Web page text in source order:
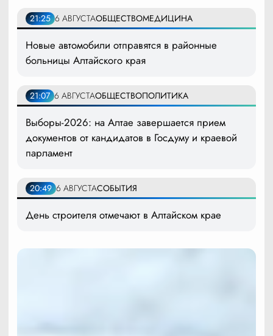
21:25 6 АВГУСТАОБЩЕСТВОМЕДИЦИНА
Новые автомобили отправятся в районные
больницы Алтайского края
21:07 6 АВГУСТАОБЩЕСТВОПОЛИТИКА
Выборы-2026: на Алтае завершается прием
документов от кандидатов в Госдуму и краевой
парламент
20:49 6 АВГУСТАСОБЫТИЯ
День строителя отмечают в Алтайском крае